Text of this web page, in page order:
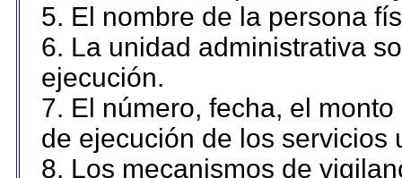
5. El nombre de la persona
6. La unidad administrativa
ejecución.
7. El número, fecha, el
de ejecución de los servicios
8. Los mecanismos de